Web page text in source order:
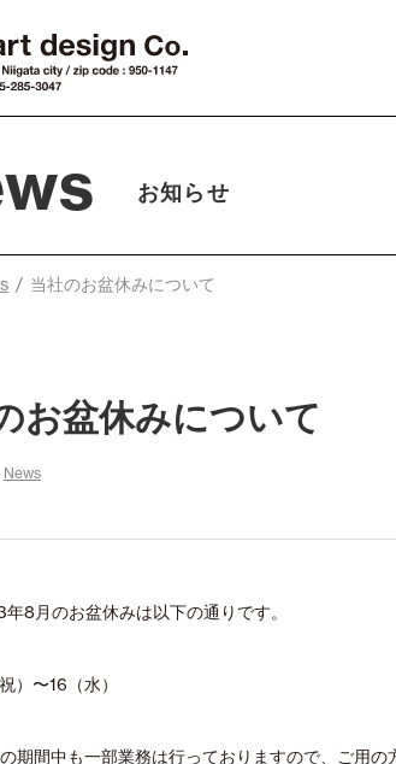
お知らせ
/ 当社のお盆休みについて
お盆休みについて
News
8月のお盆休みは以下の通りです。
）〜16（水）
期間中も一部業務は行っておりますので、ご用の